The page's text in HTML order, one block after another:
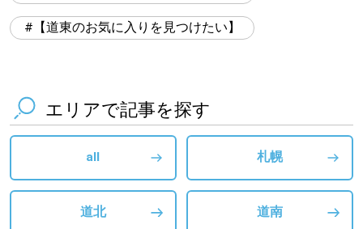
【道東のお気に入りを見つけたい】
エリアで記事を探す
all 札幌
道北 道南